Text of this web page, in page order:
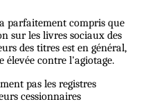
parfaitement compris que
sur les livres sociaux des
des titres est en général,
élevée contre l'agiotage.
pas les registres
cessionnaires